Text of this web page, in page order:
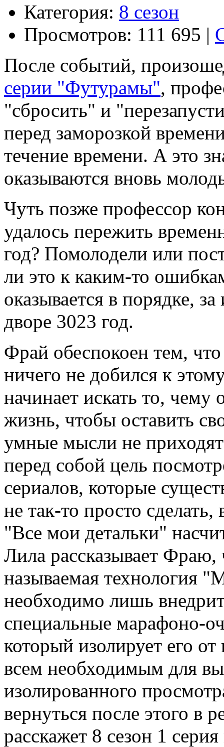
Категория: 8 сезон
Просмотров: 111 695 |
После событий,
серии "Футурамы",
"сбросить" и
перед заморозкой
течение времени. А это
оказываются вновь
Чуть позже профессор
удалось пережить
год? Помолодели или
ли это к каким-то
оказывается в порядке,
дворе 3023 год.
Фрай обеспокоен тем,
ничего не добился к
начинает искать то,
жизнь, чтобы оставить
умные мысли не
перед собой цель
сериалов, которые
не так-то просто
"Все мои детальки"
Лила рассказывает Фраю,
называемая технология
необходимо лишь
специальные марафоно-
который изолирует его
всем необходимым для
изолированного
вернуться после этого в
расскажет 8 сезон 1